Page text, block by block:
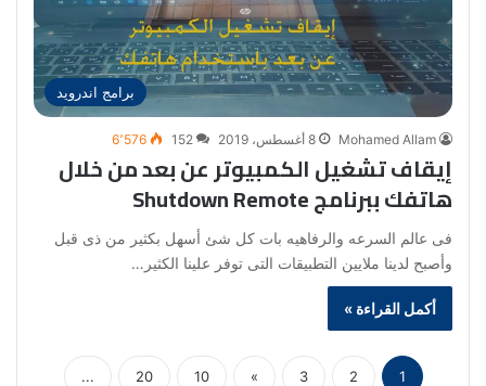
برامج اندرويد
Mohamed Allam 8 أغسطس، 2019 152 6٬576
إيقاف تشغيل الكمبيوتر عن بعد من خلال
هاتفك ببرنامج Shutdown Remote
فى عالم السرعه والرفاهيه بات كل شئ أسهل بكثير من ذى قبل
وأصبح لدينا ملايين التطبيقات التى توفر علينا الكثير…
أكمل القراءة »
1
2
3
»
10
20
...